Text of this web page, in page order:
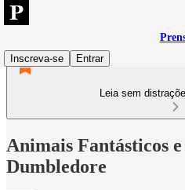
Inscreva-se
Entrar
Leia sem
Animais Fantásticos e
Dumbledore